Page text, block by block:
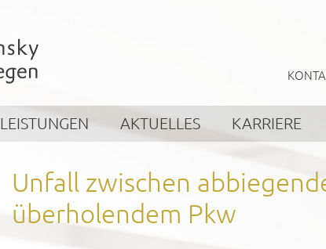
LEISTUNGEN AKTUELLES KARRIERE
Unfall zwischen
überholendem Pkw